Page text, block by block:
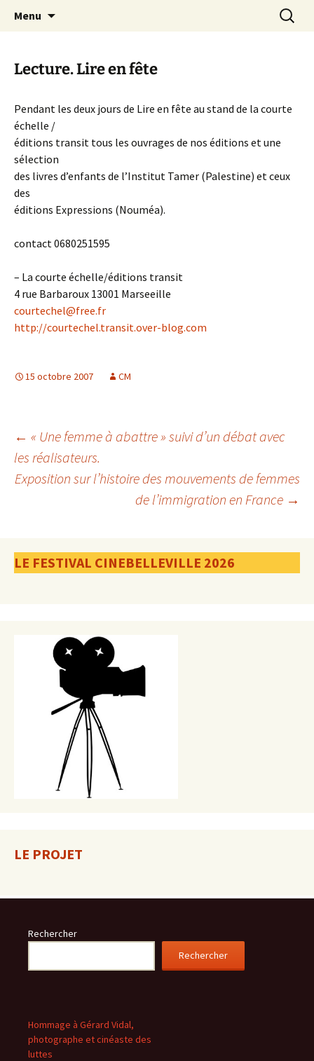
Canal Marches
Menu
Lecture. Lire en fête
Pendant les deux jours de Lire en fête au stand de la courte
échelle /
éditions transit tous les ouvrages de nos éditions et une
sélection
des livres d’enfants de l’Institut Tamer (Palestine) et ceux
des
éditions Expressions (Nouméa).
contact 0680251595
– La courte échelle/éditions transit
4 rue Barbaroux 13001 Marseeille
courtechel@free.fr
http://courtechel.transit.over-blog.com
15 octobre 2007 CM
Navigation
des
← « Une femme à abattre » suivi d’un débat avec
les réalisateurs.
Exposition sur l’histoire des mouvements de femmes
de l’immigration en France →
LE FESTIVAL CINEBELLEVILLE 2026
LE PROJET
Rechercher
Rechercher
Hommage à Gérard Vidal,
photographe et cinéaste des
luttes